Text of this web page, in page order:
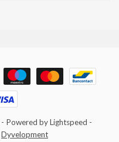
- Powered byLightspeed -
Dyvelopment